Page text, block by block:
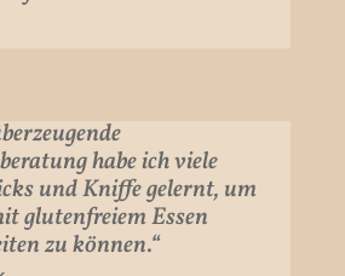
habe ich viele
und Kniffe gelernt, um
glutenfreiem Essen
zu können.“